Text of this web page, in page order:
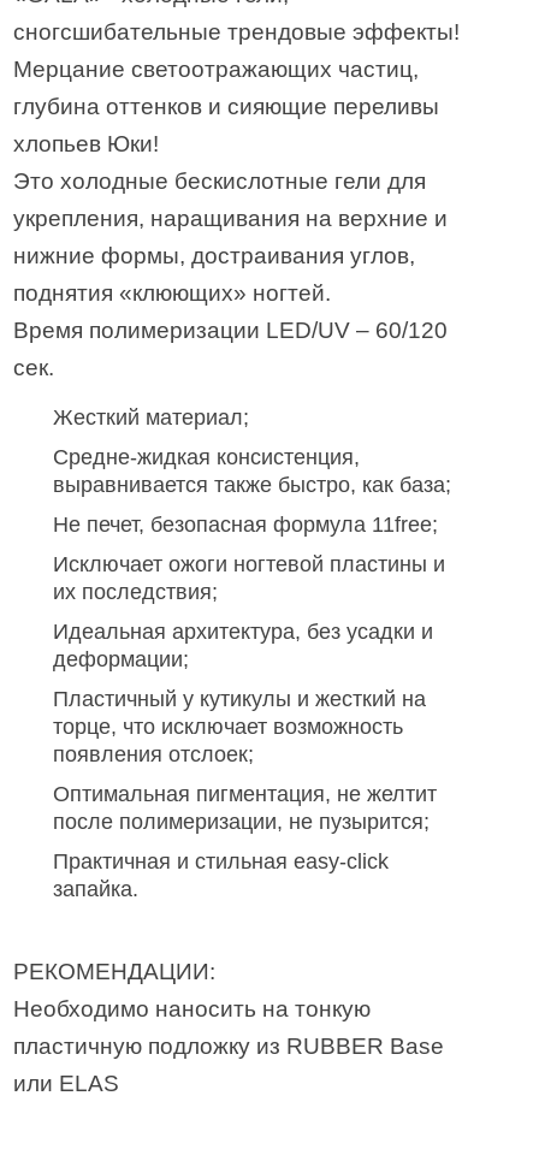
сногсшибательные трендовые эффекты!
Мерцание светоотражающих частиц,
глубина оттенков и сияющие переливы
хлопьев Юки!
Это холодные бескислотные гели для
укрепления, наращивания на верхние и
нижние формы, достраивания углов,
поднятия «клюющих» ногтей.
Время полимеризации LED/UV – 60/120
сек.
Жесткий материал;
Средне-жидкая консистенция,
выравнивается также быстро, как база;
Не печет, безопасная формула 11free;
Исключает ожоги ногтевой пластины и
их последствия;
Идеальная архитектура, без усадки и
деформации;
Пластичный у кутикулы и жесткий на
торце, что исключает возможность
появления отслоек;
Оптимальная пигментация, не желтит
после полимеризации, не пузырится;
Практичная и стильная easy-click
запайка.
РЕКОМЕНДАЦИИ:
Необходимо наносить на тонкую
пластичную подложку из RUBBER Base
или ELAS